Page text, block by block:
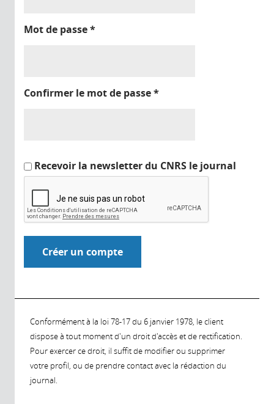
Mot de passe*
Confirmer le mot de passe*
Recevoir la newsletter du CNRS le journal
Conformément à la loi 78-17 du 6 janvier 1978, le client
dispose à tout moment d'un droit d'accès et de rectification.
Pour exercer ce droit, il suffit de modifier ou supprimer
votre profil, ou de prendre contact avec la rédaction du
journal.